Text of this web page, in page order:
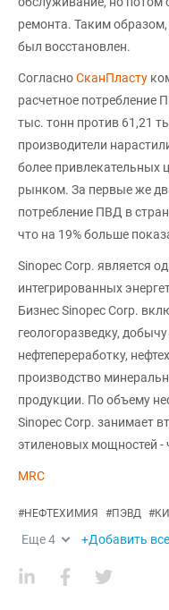
ремонта. Таким
был восстановлен.
СогласноСканПласту
расчетное потребление
тыс. тонн против 61,21
производители
более привлекательных
рынком. За первые же
потребление ПВД в
что на 19% больше
Sinopec Corp. является
интегрированных
Бизнес Sinopec Corp.
геологоразведку,
нефтепереработку,
производство
продукции. По объему
Sinopec Corp. занимает
этиленовых мощностей -
MRC
#НЕФТЕХИМИЯ #ПЭВД #
Еще4 +Добавить